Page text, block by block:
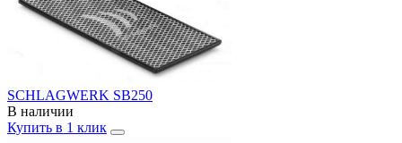
SCHLAGWERK SB250
В наличии
Купить в 1 клик